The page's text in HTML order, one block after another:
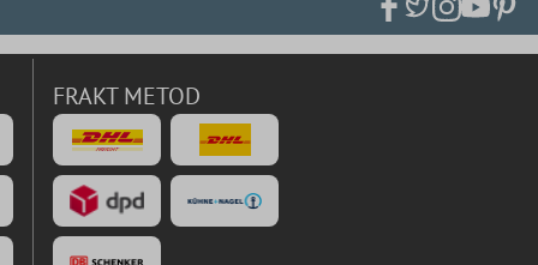
FRAKT METOD